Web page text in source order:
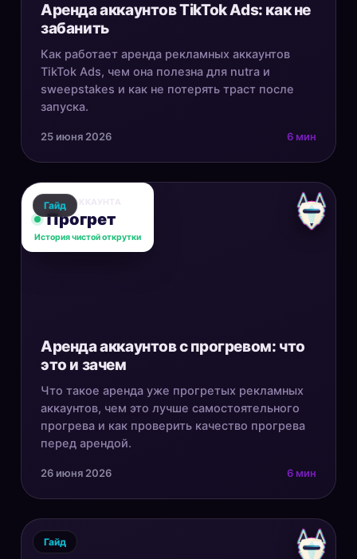
Аренда аккаунтов TikTok Ads: как не
забанить
Как работает аренда рекламных аккаунтов
TikTok Ads, чем она полезна для nutra и
sweepstakes и как не потерять траст после
запуска.
25 июня 2026 6 мин
СТАТУС АККАУНТА
Прогрет
История чистой открутки
Гайд
Аренда аккаунтов с прогревом: что
это и зачем
Что такое аренда уже прогретых рекламных
аккаунтов, чем это лучше самостоятельного
прогрева и как проверить качество прогрева
перед арендой.
26 июня 2026 6 мин
Гайд